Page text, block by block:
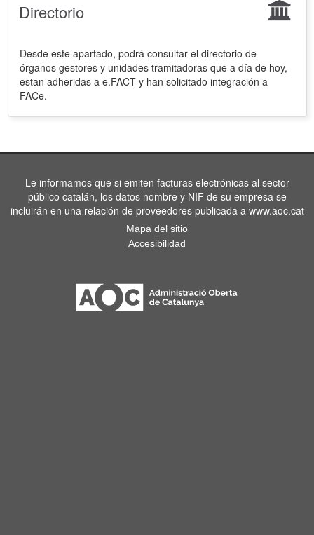
Directorio
Desde este apartado, podrá consultar el directorio de
órganos gestores y unidades tramitadoras que a día de hoy,
estan adheridas a e.FACT y han solicitado integración a
FACe.
Le informamos que si emiten facturas electrónicas al sector
público catalán, los datos nombre y NIF de su empresa se
incluirán en una relación de proveedores publicada a www.aoc.cat
Mapa del sitio
Accesibilidad